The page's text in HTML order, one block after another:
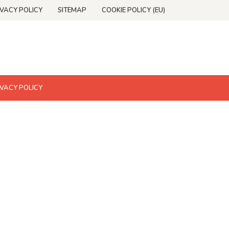
POLICY SITEMAP COOKIE POLICY (EU)
POLICY